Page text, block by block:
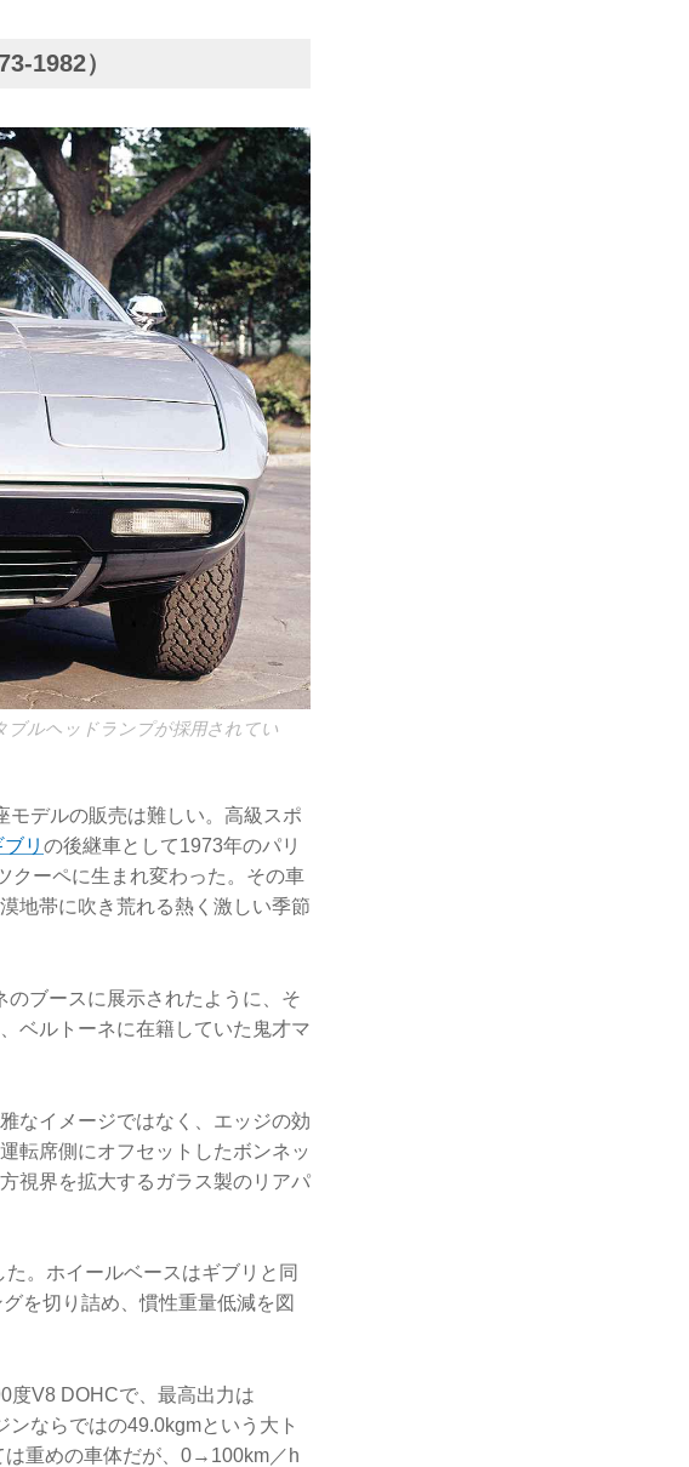
1982）
ブルヘッドランプが採用されてい
モデルの販売は難しい。高級スポ
ブリ の後継車として1973年のパリ
クーペに生まれ変わった。その車
地帯に吹き荒れる熱く激しい季節
ブースに展示されたように、そ
ベルトーネに在籍していた鬼才マ
なイメージではなく、エッジの効
転席側にオフセットしたボンネッ
視界を拡大するガラス製のリアパ
。ホイールベースはギブリと同
を切り詰め、慣性重量低減を図
度V8 DOHCで、最高出力は
ならではの49.0kgmという大ト
は重めの車体だが、0→100km／h